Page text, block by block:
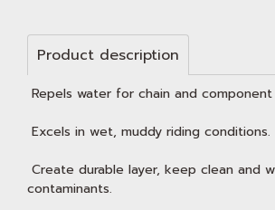
Product description
Repels water for chain and
Excels in wet, muddy riding conditions.
Create durable layer, keep clean and
contaminants.